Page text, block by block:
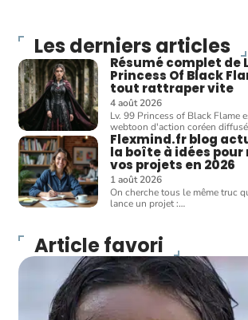
Les derniers articles
Résumé complet de
Princess Of Black
tout rattraper vite
4 août 2026
Lv. 99 Princess of Black Flame
webtoon d'action coréen diffusé
Flexmind.fr blog
la boîte à idées
vos projets en 2026
1 août 2026
On cherche tous le même truc
lance un projet :…
Article favori